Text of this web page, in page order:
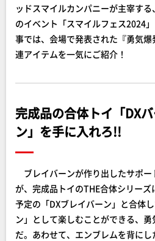
ッドスマイルカンパニーが主宰す
のイベント「スマイルフェス2024
事では、会場で発表された『勇気
連アイテムを一気にご紹介！
完成品の合体トイ「DX
ン」を手に入れろ!!
ブレイバーンが作り出したサポー
が、完成品トイのTHE合体シリー
予定の「DXブレイバーン」と合体
ン」として楽しむことができる、
だ。あわせて、エンブレムを背に